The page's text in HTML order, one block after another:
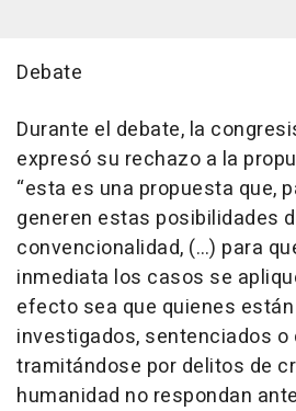
Debate
Durante el debate, la
expresó su rechazo a la
“esta es una propuesta que,
generen estas posibilidades
convencionalidad, (…) para
inmediata los casos se
efecto sea que quienes
investigados, sentenciados
tramitándose por delitos de
humanidad no respondan